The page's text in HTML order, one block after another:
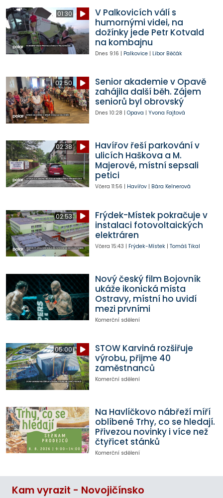
01:30
V Palkovicích válí s
humornými videi, na
dožínky jede Petr Kotvald
na kombajnu
Dnes 9:16 | Palkovice| Libor Běčák
02:50
Senior akademie v Opavě
zahájila další běh. Zájem
seniorů byl obrovský
Dnes 10:28 | Opava | Yvona Fajtová
02:38
Havířov řeší parkování v
ulicích Haškova a M.
Majerové, místní sepsali
petici
Včera 11:56 | Havířov| Bára Kelnerová
02:53
Frýdek-Místek pokračuje v
instalaci fotovoltaických
elektráren
Včera 15:43 | Frýdek-Místek| Tomáš Tikal
Nový český film Bojovník
ukáže ikonická místa
Ostravy, místní ho uvidí
mezi prvními
Komerční sdělení
05:00
STOW Karviná rozšiřuje
výrobu, přijme 40
zaměstnanců
Komerční sdělení
Na Havlíčkovo nábřeží míří
oblíbené Trhy, co se hledají.
Přivezou novinky i více než
čtyřicet stánků
Komerční sdělení
Kam vyrazit - Novojičínsko